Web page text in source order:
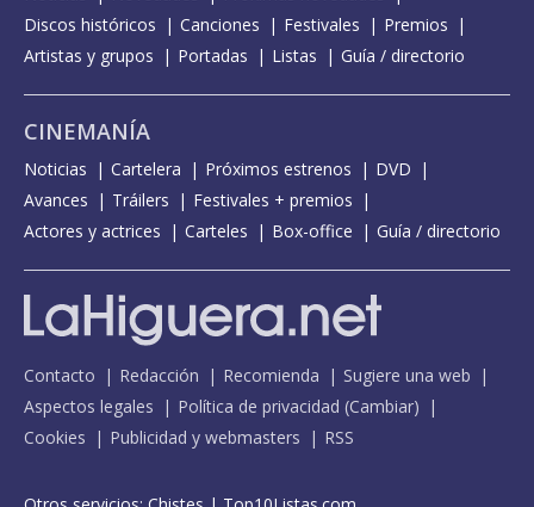
Discos históricos
Canciones Festivales
Premios
Artistas y grupos
Portadas Listas Guía / directorio
CINEMANÍA
Noticias Cartelera Próximos estrenos
DVD
Avances
Tráilers
Festivales + premios
Actores y actrices
Carteles Box-office Guía / directorio
Contacto Redacción Recomienda
Sugiere una web
Aspectos legales
Política de privacidad (Cambiar)
Cookies
Publicidad y webmasters RSS